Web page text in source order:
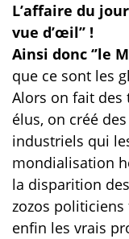
L’affaire du
vue d’œil’’ !
Ainsi donc ‘’le
que ce sont les
Alors on fait des
élus, on créé
industriels qui
mondialisation
la disparition
zozos
enfin les vrais